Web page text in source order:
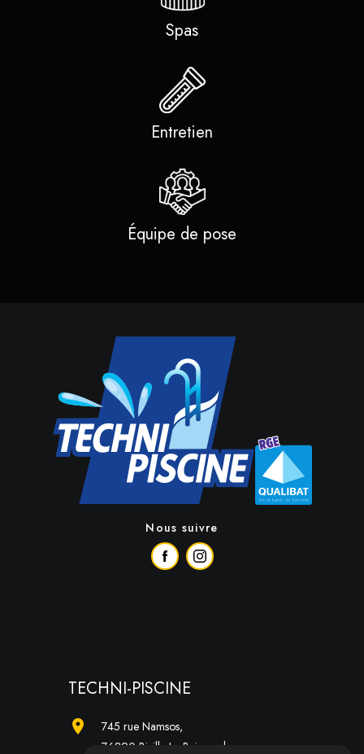
Spas
Entretien
Équipe de pose
Nous suivre
TECHNI-PISCINE
location_on
745 rue Namsos,
76890 Biville-La-Baignarde